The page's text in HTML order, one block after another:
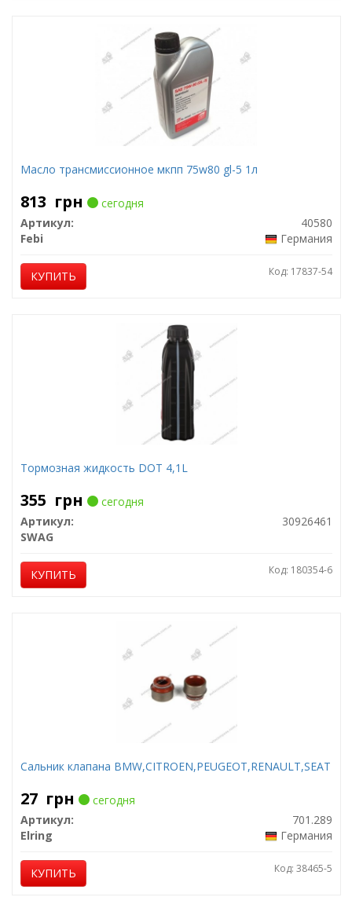
Масло трансмиссионное мкпп 75w80 gl-5 1л
813 грн
сегодня
Артикул:
40580
Febi
Германия
КУПИТЬ Код: 17837-54
Тормозная жидкость DOT 4,1L
355 грн
сегодня
Артикул:
30926461
SWAG
КУПИТЬ Код: 180354-6
Сальник клапана BMW,CITROEN,PEUGEOT,RENAULT,SEAT
27 грн
сегодня
Артикул:
701.289
Elring
Германия
КУПИТЬ Код: 38465-5